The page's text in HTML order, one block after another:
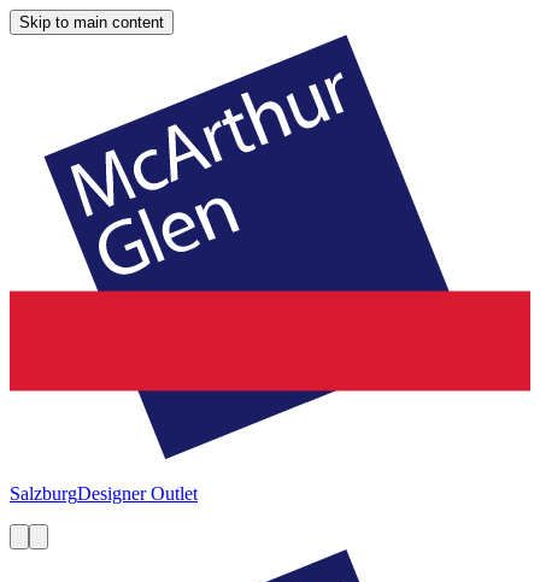
Skip to main content
SalzburgDesigner Outlet